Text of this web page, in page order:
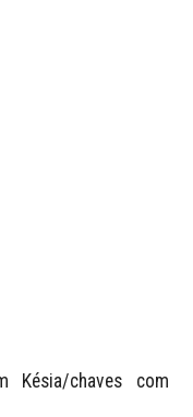
Késia/chaves com